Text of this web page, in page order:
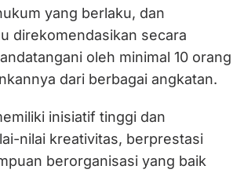
yang berlaku, dan
direkomendasikan secara
oleh minimal 10 orang
dari berbagai angkatan.
inisiatif tinggi dan
nilai kreativitas, berprestasi
berorganisasi yang baik